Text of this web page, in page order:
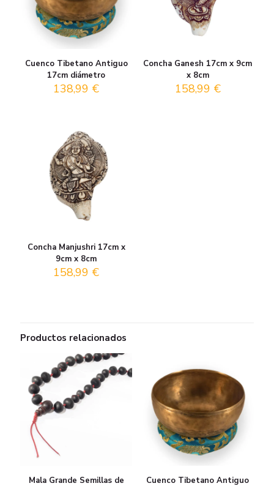
Cuenco Tibetano Antiguo
17cm diámetro
138,99 €
Concha Ganesh 17cm x 9cm
x 8cm
158,99 €
Concha Manjushri 17cm x
9cm x 8cm
158,99 €
Productos relacionados
Mala Grande Semillas de
Cuenco Tibetano Antiguo